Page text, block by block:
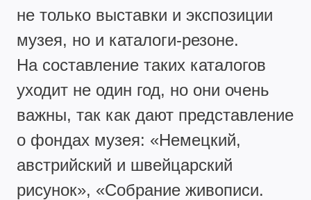
не только выставки и экспозиции
музея, но и каталоги-резоне.
На составление таких каталогов
уходит не один год, но они очень
важны, так как дают представление
о фондах музея: «Немецкий,
австрийский и швейцарский
рисунок», «Собрание живописи.